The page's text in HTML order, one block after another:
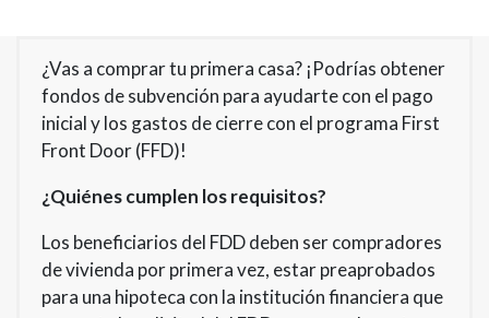
¿Vas a comprar tu primera casa? ¡Podrías obtener
fondos de subvención para ayudarte con el pago
inicial y los gastos de cierre con el programa First
Front Door (FFD)!
¿Quiénes cumplen los requisitos?
Los beneficiarios del FDD deben ser compradores
de vivienda por primera vez, estar preaprobados
para una hipoteca con la institución financiera que